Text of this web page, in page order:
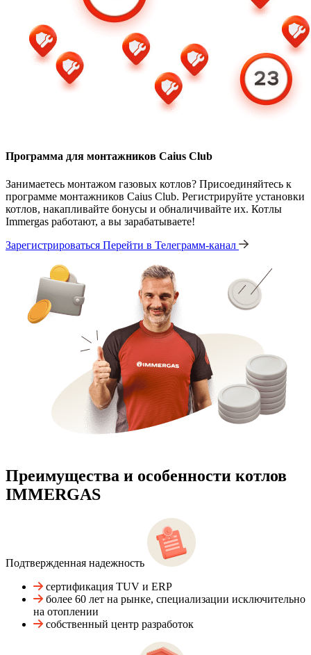
Программа для монтажников Caius Club
Занимаетесь монтажом газовых котлов? Присоединяйтесь к
программе монтажников Caius Club. Регистрируйте установки
котлов, накапливайте бонусы и обналичивайте их. Котлы
Immergas работают, а вы зарабатываете!
Зарегистрироваться Перейти в Телеграмм-канал
Преимущества и особенности котлов
IMMERGAS
Подтвержденная надежность
сертификация TUV и ERP
более 60 лет на рынке, специализации исключительно
на отоплении
собственный центр разработок